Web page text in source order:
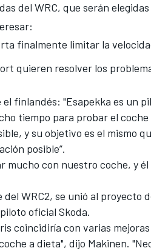
del WRC, que serán
finalmente limitar la
quieren resolver los
el finlandés: "Esapekka es un
tiempo para probar el
y su objetivo es el mismo
posible”.
mucho con nuestro coche, y
WRC2, se unió al proyecto
oficial Skoda.
coincidiría con varias
a dieta", dijo Makinen.